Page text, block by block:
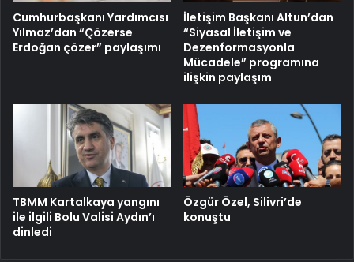
Cumhurbaşkanı Yardımcısı
Yılmaz’dan “Çözerse
Erdoğan çözer” paylaşımı
İletişim Başkanı Altun’dan
“Siyasal İletişim ve
Dezenformasyonla
Mücadele” programına
ilişkin paylaşım
TBMM Kartalkaya yangını
ile ilgili Bolu Valisi Aydın’ı
dinledi
Özgür Özel, Silivri’de
konuştu